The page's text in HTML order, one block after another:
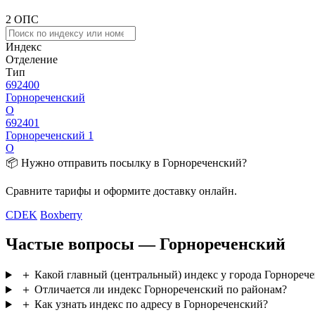
2 ОПС
Индекс
Отделение
Тип
692400
Горнореченский
О
692401
Горнореченский 1
О
📦 Нужно отправить посылку в Горнореченский?
Сравните тарифы и оформите доставку онлайн.
CDEK Boxberry
Частые вопросы — Горнореченский
＋ Какой главный (центральный) индекс у города
＋ Отличается ли индекс Горнореченский по районам?
＋ Как узнать индекс по адресу в Горнореченский?